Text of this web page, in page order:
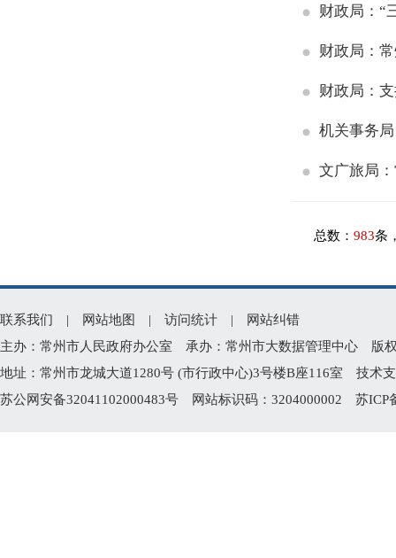
财政局：“
财政局：
财政局：
机关事务
文广旅局
总数： 983条
联系我们 | 网站地图 | 访问统计 |
网站纠错
主办：常州市人民政府办公室 承办：常州市大数据管理中心 版
地址：常州市龙城大道1280号 (市行政中心)3号楼B座116室 技术
苏公网安备32041102000483号 网站标识码：3204000002 苏ICP